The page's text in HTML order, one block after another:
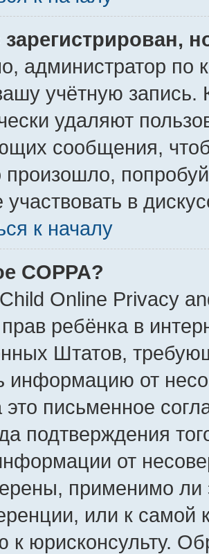
администратор по
учётную запись.
удаляют
сообщения,
произошло,
участвовать в
к началу
COPPA?
Online Privacy
ребёнка в
Штатов,
информацию от
это письменное
подтверждения
от
применимо ли
или к самой
юрисконсульту.